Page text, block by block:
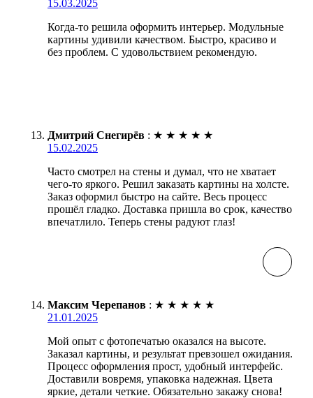
15.03.2025
Когда-то решила оформить интерьер. Модульные
картины удивили качеством. Быстро, красиво и
без проблем. С удовольствием рекомендую.
Дмитрий Снегирёв : ★ ★ ★ ★ ★
15.02.2025
Часто смотрел на стены и думал, что не хватает
чего-то яркого. Решил заказать картины на холсте.
Заказ оформил быстро на сайте. Весь процесс
прошёл гладко. Доставка пришла во срок, качество
впечатлило. Теперь стены радуют глаз!
Максим Черепанов : ★ ★ ★ ★ ★
21.01.2025
Мой опыт с фотопечатью оказался на высоте.
Заказал картины, и результат превзошел ожидания.
Процесс оформления прост, удобный интерфейс.
Доставили вовремя, упаковка надежная. Цвета
яркие, детали четкие. Обязательно закажу снова!